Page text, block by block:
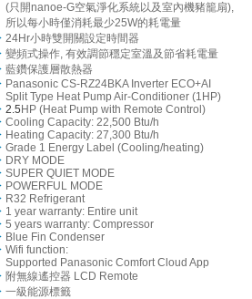
(只開nanoe-G空氣淨化系統以及室內機豬籠扇),
所以每小時僅消耗最少25W的耗電量
24Hr小時雙開關設定時間器
變頻式操作, 有效調節穩定室溫及節省耗電量
藍鑽保護層散熱器
Panasonic CS-RZ24BKA Inverter ECO+AI
Split Type Heat Pump Air-Conditioner (1HP)
2.5 HP (Heat Pump with Remote Control)
Cooling Capacity: 22,500 Btu/h
Heating Capacity: 27,300 Btu/h
Grade 1 Energy Label (Cooling/heating)
DRY MODE
SUPER QUIET MODE
POWERFUL MODE
R32 Refrigerant
1 year warranty: Entire unit
5 years warranty: Compressor
Blue Fin Condenser
Wifi function:
Supported Panasonic Comfort Cloud App
附無線遙控器 LCD Remote
一級能源標籤